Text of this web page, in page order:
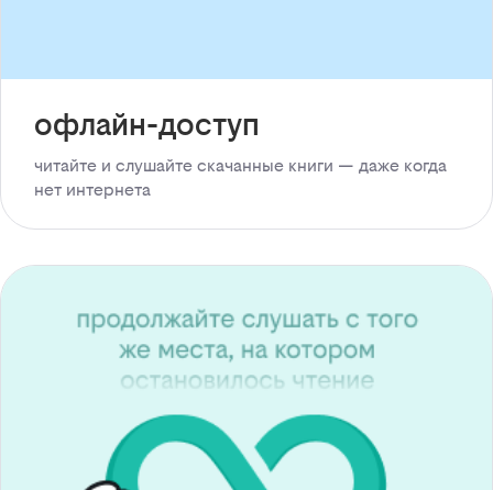
офлайн-доступ
читайте и слушайте скачанные книги — даже когда
нет интернета